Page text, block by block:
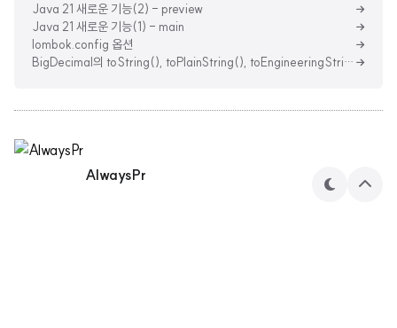
Java 21 새로운 기능(2) - preview
Java 21 새로운 기능(1) - main
lombok.config 옵션
BigDecimal의 toString(), toPlainString(), toEngineeringString()
AlwaysPr
테
상